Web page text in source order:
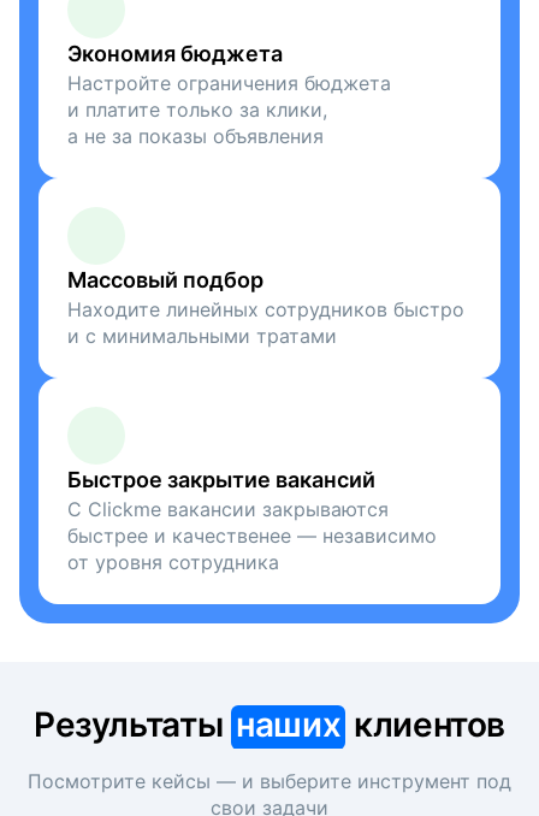
Экономия бюджета
Настройте ограничения бюджета
и платите только за клики,
а не за показы объявления
Массовый подбор
Находите линейных сотрудников быстро
и с минимальными тратами
Быстрое закрытие вакансий
С Clickme вакансии закрываются
быстрее и качественее — независимо
от уровня сотрудника
Результатынаших клиентов
Посмотрите кейсы — и выберите инструмент под
свои задачи